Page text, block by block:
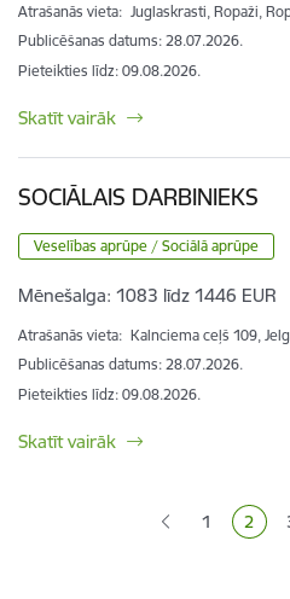
Atrašanās vieta: Juglaskrasti, Ropaži,
Publicēšanas datums: 28.07.2026.
Pieteikties līdz: 09.08.2026.
Skatīt vairāk
SOCIĀLAIS DARBINIEKS
Veselības aprūpe / Sociālā aprūpe
Mēnešalga: 1083 līdz 1446 EUR
Atrašanās vieta: Kalnciema ceļš 109,
Publicēšanas datums: 28.07.2026.
Pieteikties līdz: 09.08.2026.
Skatīt vairāk
Lapa
1 2